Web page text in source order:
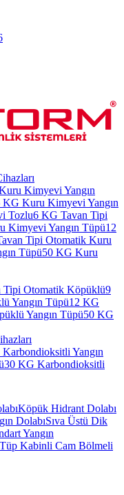
Kimyevi Yangın
KG Kuru Kimyevi Yangın
Tozlu6 KG Tavan Tipi
Kimyevi Yangın Tüpü12
Tipi Otomatik Kuru
Tüpü50 KG Kuru
Tipi Otomatik Köpüklü9
Yangın Tüpü12 KG
Yangın Tüpü50 KG
Yangın
30 KG Karbondioksitli
Köpük Hidrant Dolabı
DolabıSıva Üstü Dik
Yangın
Tüp Kabinli Cam Bölmeli